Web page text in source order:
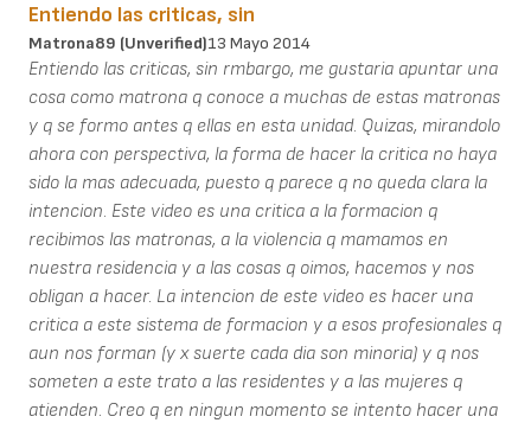
Entiendo las criticas, sin
Matrona89 (unverified)13 Mayo 2014
Entiendo las criticas, sin rmbargo, me gustaria apuntar una
cosa como matrona q conoce a muchas de estas matronas
y q se formo antes q ellas en esta unidad. Quizas, mirandolo
ahora con perspectiva, la forma de hacer la critica no haya
sido la mas adecuada, puesto q parece q no queda clara la
intencion. Este video es una critica a la formacion q
recibimos las matronas, a la violencia q mamamos en
nuestra residencia y a las cosas q oimos, hacemos y nos
obligan a hacer. La intencion de este video es hacer una
critica a este sistema de formacion y a esos profesionales q
aun nos forman (y x suerte cada dia son minoria) y q nos
someten a este trato a las residentes y a las mujeres q
atienden. Creo q en ningun momento se intento hacer una